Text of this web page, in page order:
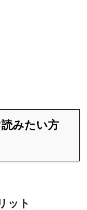
みたい方
ット